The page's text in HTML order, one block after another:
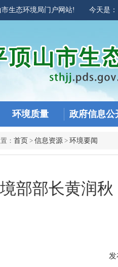
市生态环境局门户网站! 今天是：
环境质量 政府信息公
： 首页 > 信息资源 > 环境要闻
部部长黄润